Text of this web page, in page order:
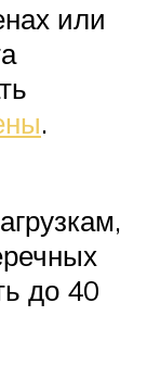
или
.
до 40